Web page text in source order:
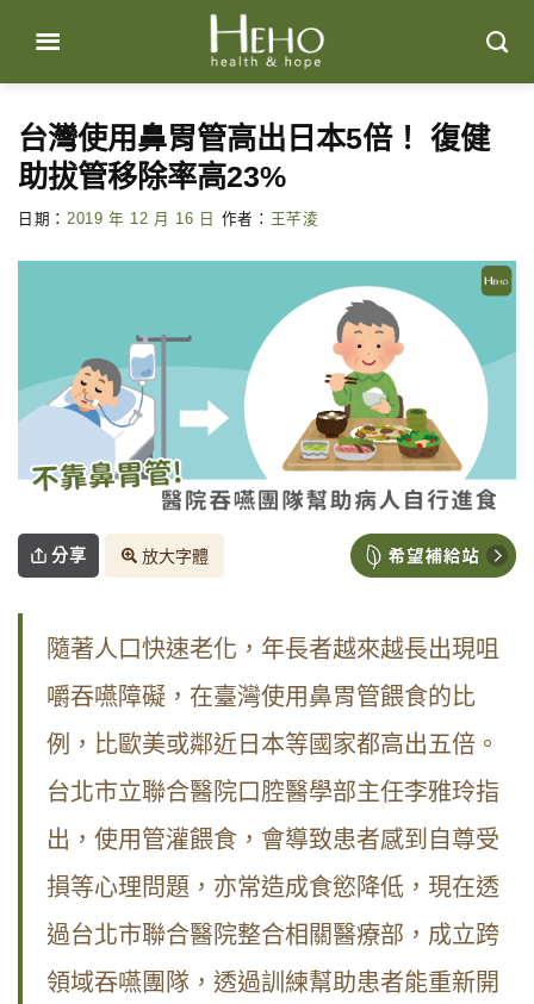
content
台灣使用鼻胃管高出日本5倍！ 復健
助拔管移除率高23%
日期： 2019 年 12 月 16 日 作者： 王芊淩
分享 放大字體
隨著人口快速老化，年長者越來越長出現咀
嚼吞嚥障礙，在臺灣使用鼻胃管餵食的比
例，比歐美或鄰近日本等國家都高出五倍。
台北市立聯合醫院口腔醫學部主任李雅玲指
出，使用管灌餵食，會導致患者感到自尊受
損等心理問題，亦常造成食慾降低，現在透
過台北市聯合醫院整合相關醫療部，成立跨
領域吞嚥團隊，透過訓練幫助患者能重新開